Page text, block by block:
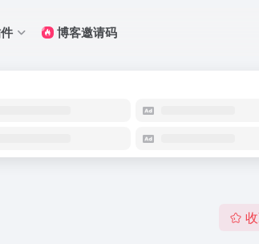
博客邀请码